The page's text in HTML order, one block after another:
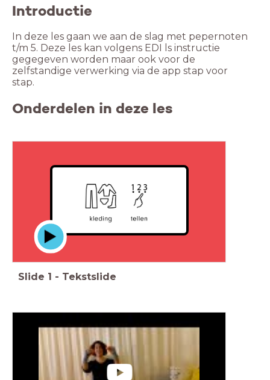
Introductie
In deze les gaan we aan de slag met pepernoten
t/m 5. Deze les kan volgens EDI ls instructie
gegegeven worden maar ook voor de
zelfstandige verwerking via de app stap voor
stap.
Onderdelen in deze les
Slide 1 - Tekstslide